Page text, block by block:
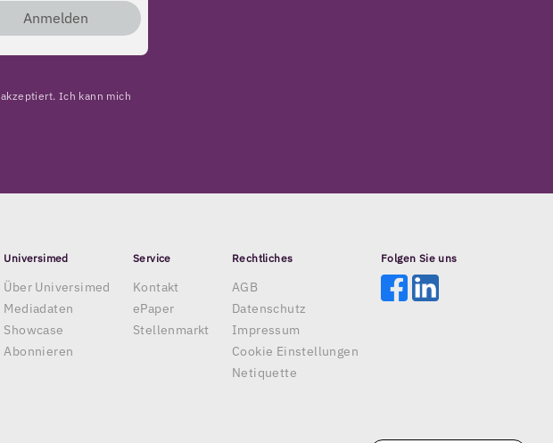
Anmelden
Ich kann mich
Universimed
Über Universimed
Mediadaten
Showcase
Abonnieren
Service
Kontakt
ePaper
Stellenmarkt
Rechtliches
AGB
Datenschutz
Impressum
Cookie Einstellungen
Netiquette
Folgen Sie uns